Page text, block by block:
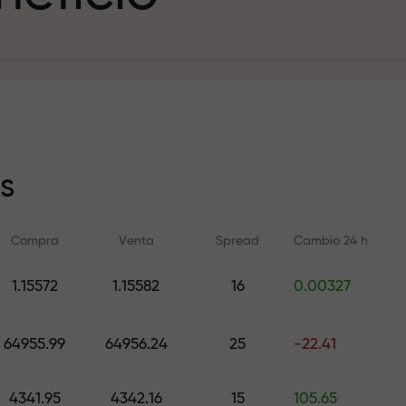
en la pista
de regalos
Compra Venta Spread Cambio 24 h
1.15572 1.15582 16 0.00327
64955.99 64956.24 25 -22.41
4341.95 4342.16 15 105.65
Aprenda a operar desde cero —
Pronósticos diarios de